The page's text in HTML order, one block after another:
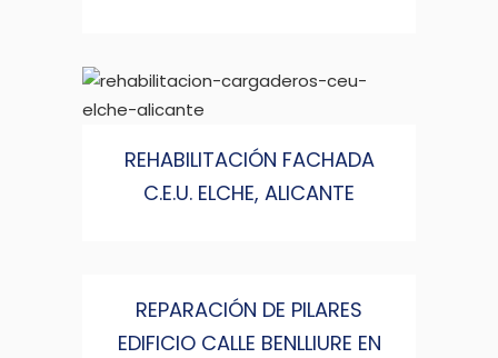
REHABILITACIÓN FACHADA
C.E.U. ELCHE, ALICANTE
REPARACIÓN DE PILARES
EDIFICIO CALLE BENLLIURE EN